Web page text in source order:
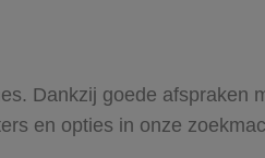
Dankzij goede afspraken
en opties in onze